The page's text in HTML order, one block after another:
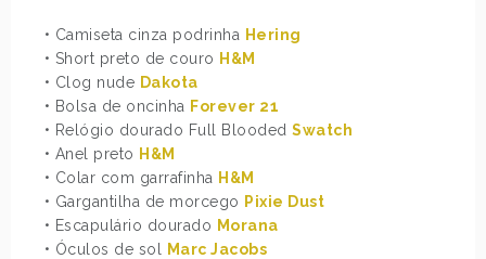
• Camiseta cinza podrinha Hering
• Short preto de couro H&M
• Clog nude Dakota
• Bolsa de oncinha Forever 21
• Relógio dourado Full BloodedSwatch
• Anel preto H&M
• Colar com garrafinha H&M
• Gargantilha de morcego Pixie Dust
• Escapulário dourado Morana
• Óculos de sol
Marc Jacobs